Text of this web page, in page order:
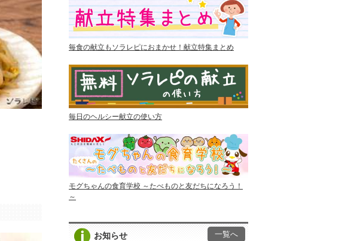
毎食の献立もソラレピにおまかせ！献立特集まとめ
毎日のヘルシー献立の使い方
モグちゃんの食育学校 ～たべものと友だちになろう！
～
お知らせ 一覧へ